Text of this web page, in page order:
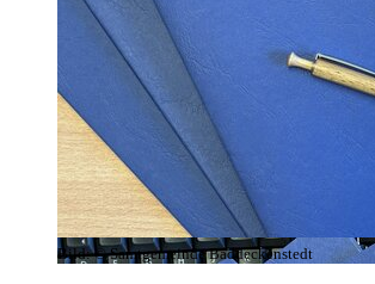
Bild:© Samtgemeinde Baddeckenstedt